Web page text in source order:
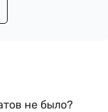
не было?